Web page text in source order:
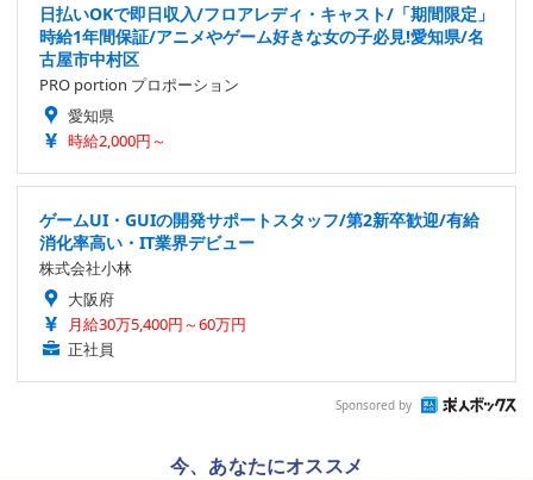
日払いOKで即日収入/フロアレディ・キャスト/「期間限定」
時給1年間保証/アニメやゲーム好きな女の子必見!愛知県/名
古屋市中村区
PRO portion プロポーション
愛知県
時給2,000円～
ゲームUI・GUIの開発サポートスタッフ/第2新卒歓迎/有給
消化率高い・IT業界デビュー
株式会社小林
大阪府
月給30万5,400円～60万円
正社員
Sponsored by
今、あなたにオススメ